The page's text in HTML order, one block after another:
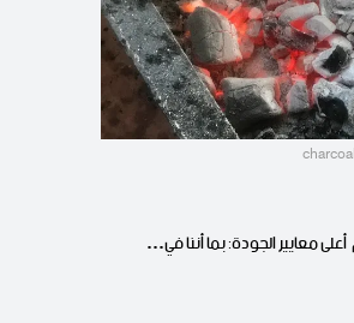
معايير الجودة: بما أننا في…